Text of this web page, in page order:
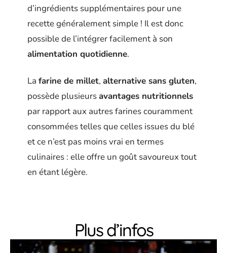
d’ingrédients supplémentaires pour une
recette généralement simple ! Il est donc
possible de l’intégrer facilement à son
alimentation quotidienne.
La farine de millet, alternative sans gluten,
possède plusieursavantages nutritionnels
par rapport aux autres farines couramment
consommées telles que celles issues du blé
et ce n’est pas moins vrai en termes
culinaires : elle offre un goût savoureux tout
en étant légère.
Plus d’infos